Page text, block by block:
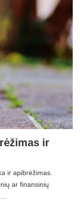
ir
ir apibrėžimas.
ar finansinių